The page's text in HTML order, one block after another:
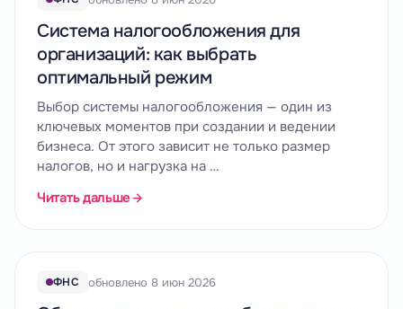
Система налогообложения для
организаций: как выбрать
оптимальный режим
Выбор системы налогообложения — один из
ключевых моментов при создании и ведении
бизнеса. От этого зависит не только размер
налогов, но и нагрузка на …
Читать дальше
ФНС обновлено 8 июн 2026